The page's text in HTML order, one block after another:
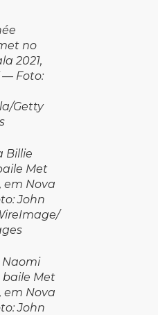
no
2021,
— Foto:
Getty
Billie
Met
em Nova
John
baile Met
em Nova
John